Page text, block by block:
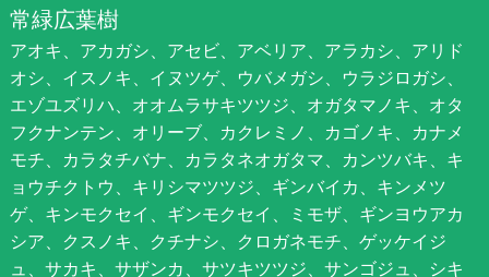
常緑広葉樹
アオキ、アカガシ、アセビ、アベリア、アラカシ、アリド
オシ、イスノキ、イヌツゲ、ウバメガシ、ウラジロガシ、
エゾユズリハ、オオムラサキツツジ、オガタマノキ、オタ
フクナンテン、オリーブ、カクレミノ、カゴノキ、カナメ
モチ、カラタチバナ、カラタネオガタマ、カンツバキ、キ
ョウチクトウ、キリシマツツジ、ギンバイカ、キンメツ
ゲ、キンモクセイ、ギンモクセイ、ミモザ、ギンヨウアカ
シア、クスノキ、クチナシ、クロガネモチ、ゲッケイジ
ュ、サカキ、サザンカ、サツキツツジ、サンゴジュ、シキ